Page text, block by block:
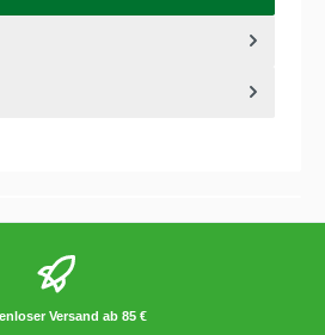
Versand ab 85 €